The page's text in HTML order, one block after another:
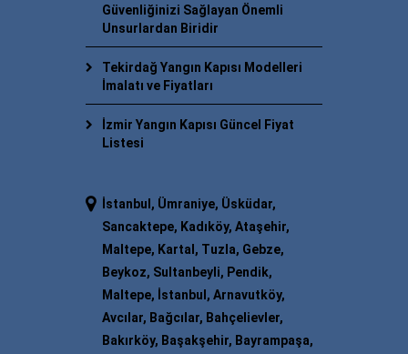
Güvenliğinizi Sağlayan Önemli
Unsurlardan Biridir
Tekirdağ Yangın Kapısı Modelleri
İmalatı ve Fiyatları
İzmir Yangın Kapısı Güncel Fiyat
Listesi
İstanbul, Ümraniye, Üsküdar,
Sancaktepe, Kadıköy, Ataşehir,
Maltepe, Kartal, Tuzla, Gebze,
Beykoz, Sultanbeyli, Pendik,
Maltepe, İstanbul, Arnavutköy,
Avcılar, Bağcılar, Bahçelievler,
Bakırköy, Başakşehir, Bayrampaşa,